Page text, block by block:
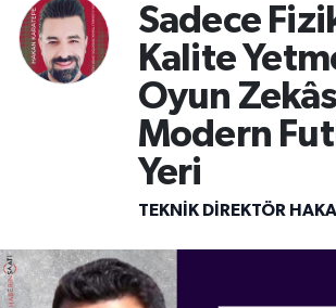
Sadece
Kalite
Oyun
Modern
Yeri
TEKNIK DIREKTÖR
Çevre
DIŞ HABER
Genel
Trafik Durumu
Süper Lig Puan Durumu ve
Tüm Manşetler
Son Dakika Haberleri